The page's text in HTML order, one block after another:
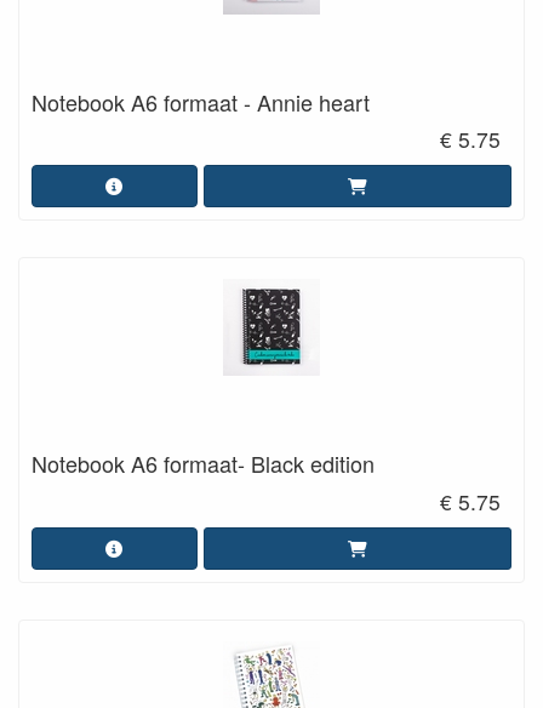
Notebook A6 formaat - Annie heart
€ 5.75
Notebook A6 formaat- Black edition
€ 5.75